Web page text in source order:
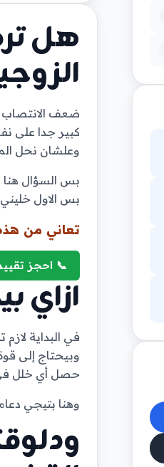
هل
كبير جدا على
وعلشان نحل
بس السؤال هنا
بس الاول
تعاني من
📞 احجز تقييمك الآن:
ازاي
في البداية
وبيحتاج إلى
حصل أي خلل
وهنا بتيجي